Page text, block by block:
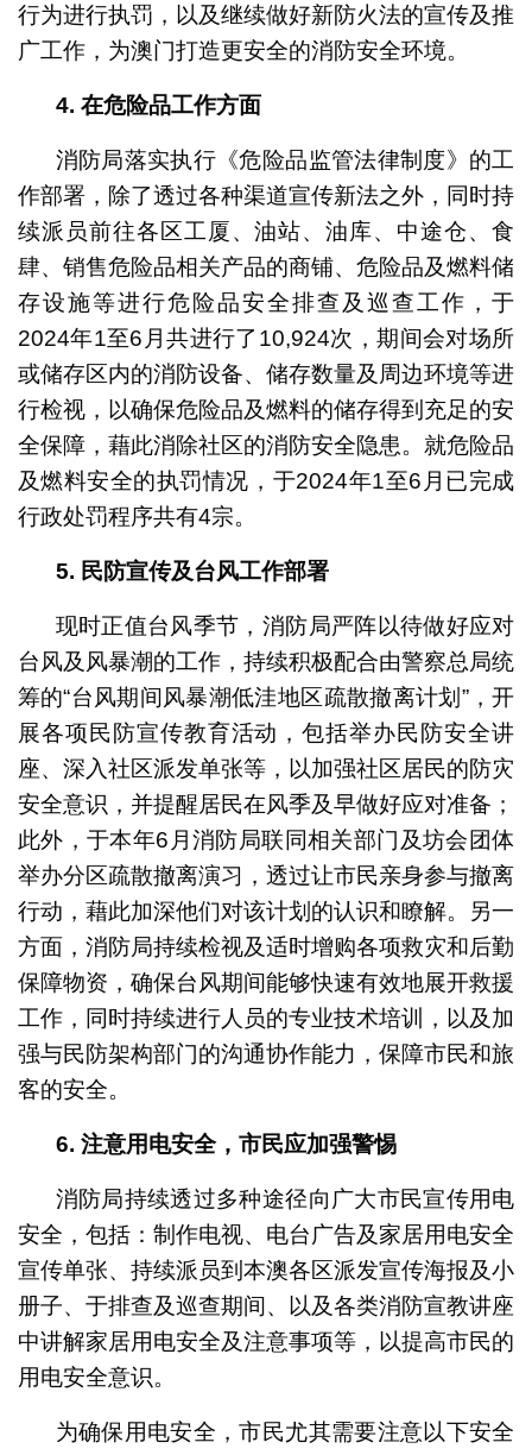
行为进行执罚，以及继续做好新防火法的宣传及推
广工作，为澳门打造更安全的消防安全环境。
4. 在危险品工作方面
消防局落实执行《危险品监管法律制度》的工
作部署，除了透过各种渠道宣传新法之外，同时持
续派员前往各区工厦、油站、油库、中途仓、食
肆、销售危险品相关产品的商铺、危险品及燃料储
存设施等进行危险品安全排查及巡查工作，于
2024年1至6月共进行了10,924次，期间会对场所
或储存区内的消防设备、储存数量及周边环境等进
行检视，以确保危险品及燃料的储存得到充足的安
全保障，藉此消除社区的消防安全隐患。就危险品
及燃料安全的执罚情况，于2024年1至6月已完成
行政处罚程序共有4宗。
5. 民防宣传及台风工作部署
现时正值台风季节，消防局严阵以待做好应对
台风及风暴潮的工作，持续积极配合由警察总局统
筹的“台风期间风暴潮低洼地区疏散撤离计划”，开
展各项民防宣传教育活动，包括举办民防安全讲
座、深入社区派发单张等，以加强社区居民的防灾
安全意识，并提醒居民在风季及早做好应对准备；
此外，于本年6月消防局联同相关部门及坊会团体
举办分区疏散撤离演习，透过让市民亲身参与撤离
行动，藉此加深他们对该计划的认识和瞭解。另一
方面，消防局持续检视及适时增购各项救灾和后勤
保障物资，确保台风期间能够快速有效地展开救援
工作，同时持续进行人员的专业技术培训，以及加
强与民防架构部门的沟通协作能力，保障市民和旅
客的安全。
6. 注意用电安全，市民应加强警惕
消防局持续透过多种途径向广大市民宣传用电
安全，包括：制作电视、电台广告及家居用电安全
宣传单张、持续派员到本澳各区派发宣传海报及小
册子、于排查及巡查期间、以及各类消防宣教讲座
中讲解家居用电安全及注意事项等，以提高市民的
用电安全意识。
为确保用电安全，市民尤其需要注意以下安全